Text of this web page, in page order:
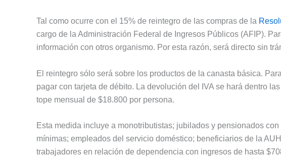
Tal como ocurre con el 15% de reintegro de las compras de la
cargo de la Administración Federal de Ingresos Públicos (AFIP).
información con otros organismo. Por esta razón, será directo sin
El reintegro sólo será sobre los productos de la canasta básica.
pagar con tarjeta de débito. La devolución del IVA se hará dentro
tope mensual de $18.800 por persona.
Esta medida incluye a monotributistas; jubilados y pensionados
mínimas; empleados del servicio doméstico; beneficiarios de la
trabajadores en relación de dependencia con ingresos de hasta